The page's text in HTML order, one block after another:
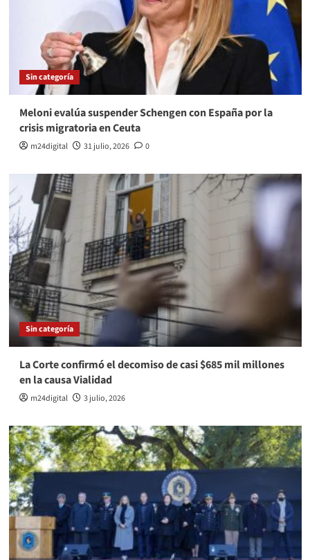
Sin categoría
Meloni evalúa suspender Schengen con España por la
crisis migratoria en Ceuta
m24digital 31 julio, 2026 0
Sin categoría
La Corte confirmó el decomiso de casi $685 mil millones
en la causa Vialidad
m24digital 3 julio, 2026